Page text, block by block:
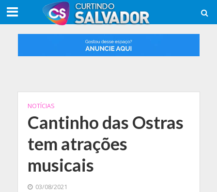
NOTÍCIAS
Cantinho das Ostras
tem atrações
musicais
03/08/2021